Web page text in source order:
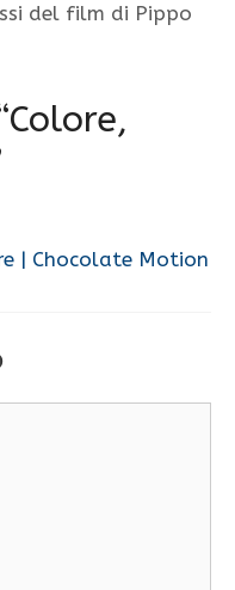
del film di Pippo
| Chocolate Motion